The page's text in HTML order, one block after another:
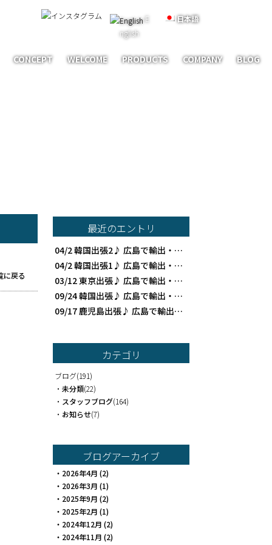
日本語
E
nglish
CONCEPT WELCOME PRODUCTS COMPANY BLOG
に戻る
最近のエントリ
04/2韓国出張2♪ 広島で輸出・食品貿易ならAKF貿易
04/2韓国出張1♪ 広島で輸出・食品貿易ならAKF貿易
03/12東京出張♪ 広島で輸出・食品貿易ならAKF貿易
09/24韓国出張♪ 広島で輸出・食品貿易ならAKF貿易
09/17鹿児島出張♪ 広島で輸出・食品貿易ならAKF貿易
カテゴリ
ブログ(191)
・ 未分類(22)
・ スタッフブログ(164)
・ お知らせ(7)
ブログアーカイブ
・ 2026年4月 (2)
・ 2026年3月 (1)
・ 2025年9月 (2)
・ 2025年2月 (1)
・ 2024年12月 (2)
・ 2024年11月 (2)